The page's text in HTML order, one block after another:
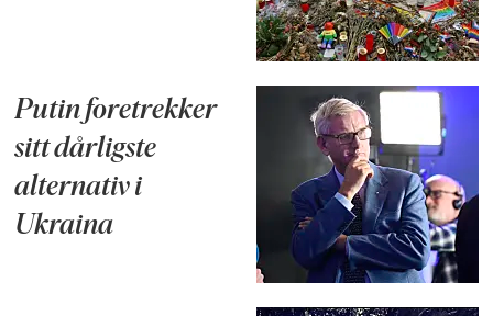
Putin foretrekker
sitt dårligste
alternativ i
Ukraina